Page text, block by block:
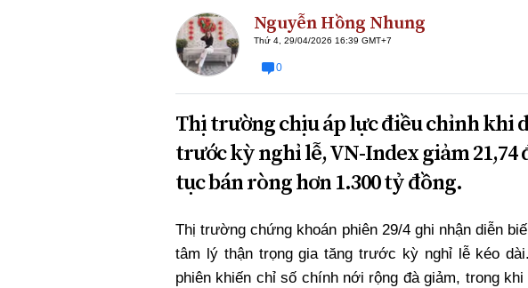
Nguyễn Hồng Nhung
Thứ 4, 29/04/2026 16:39 GMT+7
0
Thị trường chịu áp lực điều chỉnh khi
trước kỳ nghỉ lễ, VN-Index giảm
tục bán ròng hơn 1.300 tỷ đồng.
Thị trường chứng khoán phiên 29/4 ghi nhận diễn
tâm lý thận trọng gia tăng trước kỳ nghỉ lễ kéo
phiên khiến chỉ số chính nới rộng đà giảm, trong